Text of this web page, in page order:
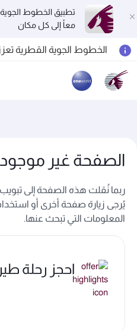
تطبيق الخطوط
معاً إلى كل مكان
الصفحة غير
ربما نُقلت هذه الصفحة إلى تبويب
يُرجى زيارة صفحة أخرى أو
المعلومات التي تبحث عنها.
احجز رحلة